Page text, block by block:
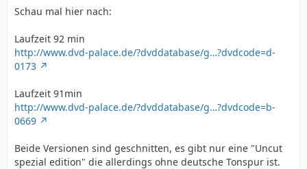
Schau mal hier nach:
Laufzeit 92 min
http://www.dvd-palace.de/?dvddatabase/g…?dvdcode=d-
0173
Laufzeit 91min
http://www.dvd-palace.de/?dvddatabase/g…?dvdcode=b-
0669
Beide Versionen sind geschnitten, es gibt nur eine "Uncut
spezial edition" die allerdings ohne deutsche Tonspur ist.